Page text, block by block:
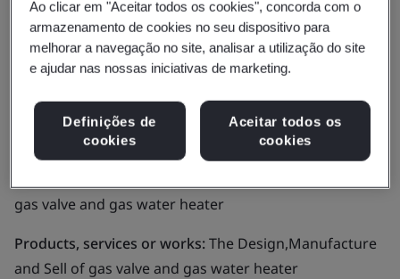
GRAND MATE CO., LTD.
gas valve and gas water heater
Products, services or works:The Design,Manufacture
and Sell of gas valve and gas water heater
Ao clicar em "Aceitar todos os cookies", concorda com o
armazenamento de cookies no seu dispositivo para
melhorar a navegação no site, analisar a utilização do site
e ajudar nas nossas iniciativas de marketing.
Definições de
cookies
Aceitar todos os
cookies